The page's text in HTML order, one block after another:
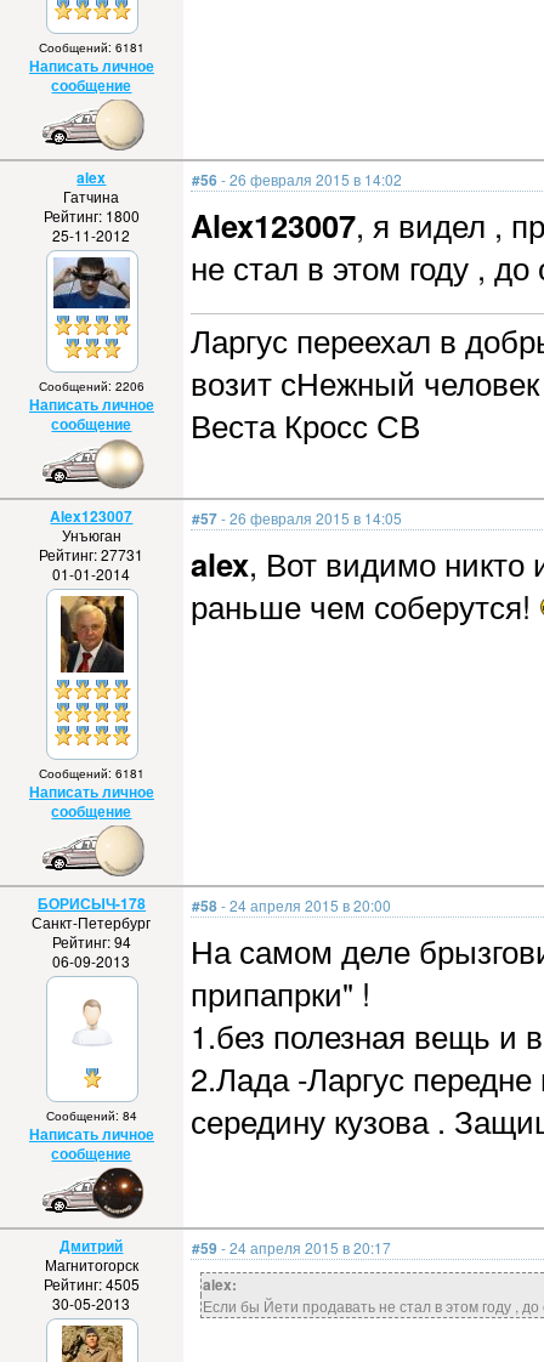
Сообщений: 6181
Написать личное
сообщение
alex
Гатчина
Рейтинг: 1800
25-11-2012
Сообщений: 2206
Написать личное
сообщение
#56- 26 февраля 2015 в 14:02
Alex123007, я видел ,
не стал в этом году ,
Ларгус переехал в
возит сНежный
Веста Кросс СВ
Alex123007
Унъюган
Рейтинг: 27731
01-01-2014
Сообщений: 6181
Написать личное
сообщение
#57- 26 февраля 2015 в 14:05
alex, Вот видимо никто
раньше чем соберутся!
БОРИСЫЧ-178
Санкт-Петербург
Рейтинг: 94
06-09-2013
Сообщений: 84
Написать личное
сообщение
#58- 24 апреля 2015 в 20:00
На самом деле
припапрки" !
1.без полезная вещь и
2.Лада -Ларгус
середину кузова .
Дмитрий
Магнитогорск
Рейтинг: 4505
30-05-2013
#59- 24 апреля 2015 в 20:17
alex:
Если бы Йети продавать не стал в этом году ,